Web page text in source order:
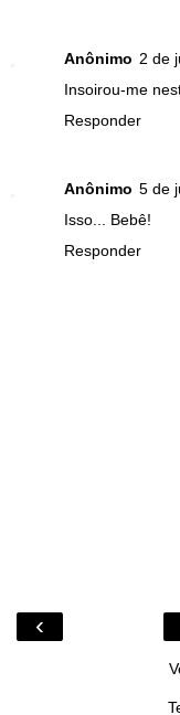
Anônimo 2 de
Insoirou-me
Responder
Anônimo 5 de
Isso... Bebê!
Responder
‹